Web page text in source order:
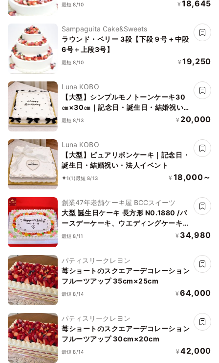
最短 8/10 ¥ 18,645
Sampaguita Cake&Sweets
ラウンド・ベリー 3段【下段９号＋中段
6号＋上段3号】
最短 8/10 ¥ 19,250
Luna KOBO
【大型】シンプルモノトーンケーキ30
㎝×30㎝｜記念日・誕生日・結婚祝い・
法人イベント
最短 8/13 ¥ 20,000
Luna KOBO
【大型】ピュアリボンケーキ｜記念日・
誕生日・結婚祝い・法人イベント
1(1)最短 8/13 ¥ 18,000～
創業47年老舗ケーキ屋 BCCスイーツ
大型 誕生日ケーキ 長方形 N0.1880 /バ
ースデーケーキ、ウエディングケーキ、
パーティーケーキ,大きいケーキ
最短 8/11 ¥ 34,980
パティスリークレヨン
苺ショートのスクエアーデコレーション
フルーツアップ 35cm×25cm
最短 8/14 ¥ 64,000
パティスリークレヨン
苺ショートのスクエアーデコレーション
フルーツアップ 30cm×20cm
最短 8/14 ¥ 42,000